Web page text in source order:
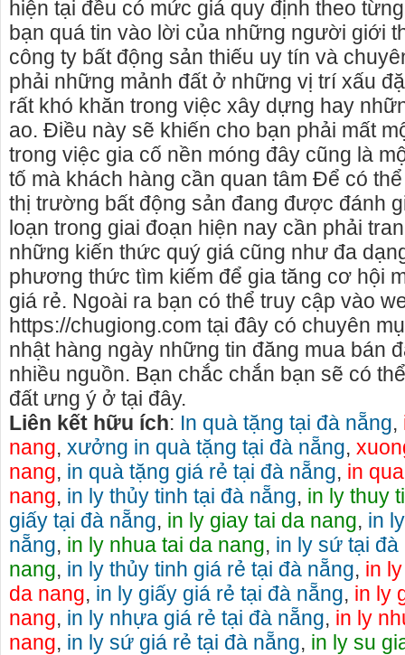
hiện tại đều có mức giá quy định theo
bạn quá tin vào lời của những người giới
công ty bất động sản thiếu uy tín và
phải những mảnh đất ở những vị trí xấu
rất khó khăn trong việc xây dựng hay
ao. Điều này sẽ khiến cho bạn phải mất
trong việc gia cố nền móng đây cũng là
tố mà khách hàng cần quan tâm Để có
thị trường bất động sản đang được đánh
loạn trong giai đoạn hiện nay cần phải
những kiến thức quý giá cũng như đa
phương thức tìm kiếm để gia tăng cơ hội
giá rẻ. Ngoài ra bạn có thể truy cập vào
https://chugiong.com tại đây có chuyên
nhật hàng ngày những tin đăng mua bán
nhiều nguồn. Bạn chắc chắn bạn sẽ có
đất ưng ý ở tại đây.
Liên kết hữu ích: In quà tặng tại đà nẵng,
nang, xưởng in quà tặng tại đà nẵng,
nang, in quà tặng giá rẻ tại đà nẵng, in
nang, in ly thủy tinh tại đà nẵng, in ly thuy
giấy tại đà nẵng, in ly giay tai da nang, in
nẵng, in ly nhua tai da nang, in ly sứ tại đà
nang, in ly thủy tinh giá rẻ tại đà nẵng, in
da nang, in ly giấy giá rẻ tại đà nẵng, in ly
nang, in ly nhựa giá rẻ tại đà nẵng, in ly
nang, in ly sứ giá rẻ tại đà nẵng, in ly su